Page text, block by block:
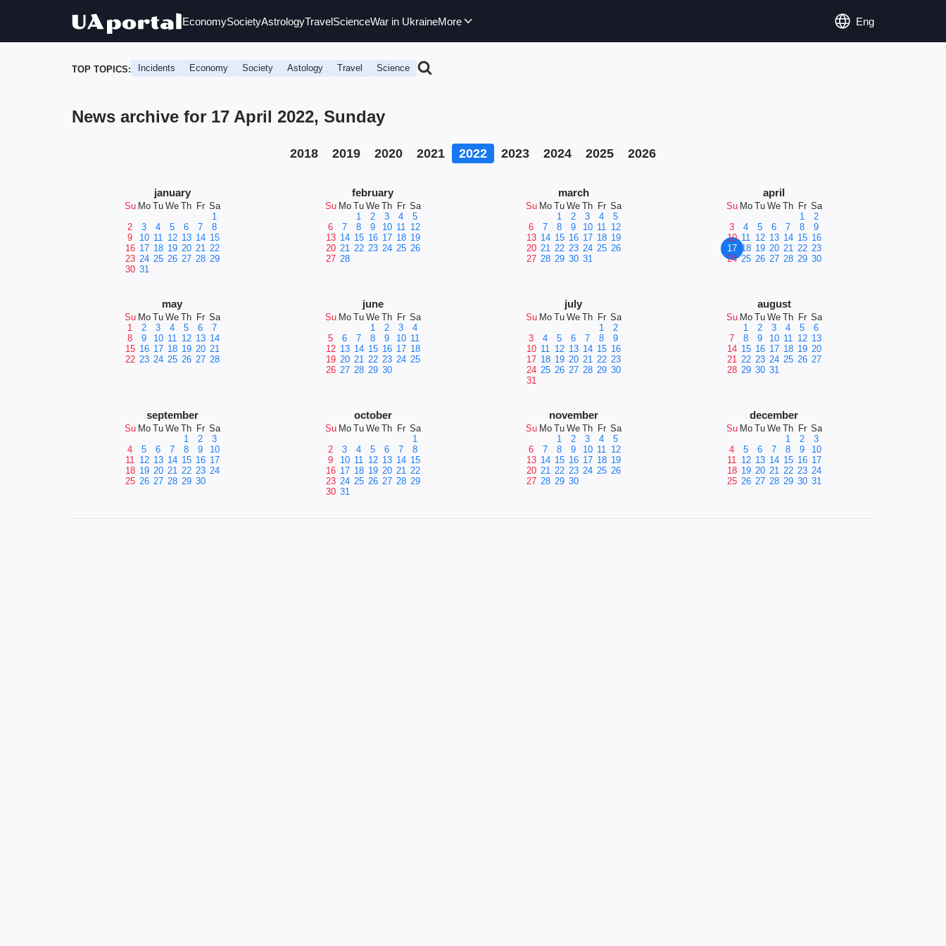
EconomySocietyAstrologyTravelScienceWar in UkraineMore Eng
TOP TOPICS: Incidents Economy Society Astology Travel Science
News archive for 17 April 2022, Sunday
2018 2019 2020 2021 2022 2023 2024 2025 2026
january
Su Mo Tu We Th Fr Sa
1
2
3 4 5 6 7
8
9
10 11 12 13 14 15
16 17 18 19 20 21 22
23 24 25 26 27 28 29
30 31
february
Su Mo Tu We Th Fr Sa
1
2 3 4
5
6
7 8 9 10 11 12
13 14 15 16 17 18 19
20 21 22 23 24 25 26
27 28
march
Su Mo Tu We Th Fr Sa
1
2 3 4
5
6
7 8 9 10 11 12
13 14 15 16 17 18 19
20 21 22 23 24 25 26
27 28 29 30 31
april
Su Mo Tu We Th Fr Sa
1
2
3
4 5 6 7 8
9
10 11 12 13 14 15 16
17 18 19 20 21 22 23
24 25 26 27 28 29 30
may
Su Mo Tu We Th Fr Sa
1
2 3 4 5 6
7
8
9 10 11 12 13 14
15 16 17 18 19 20 21
22 23 24 25 26 27 28
june
Su Mo Tu We Th Fr Sa
1
2 3
4
5
6 7 8 9 10 11
12 13 14 15 16 17 18
19 20 21 22 23 24 25
26 27 28 29 30
july
Su Mo Tu We Th Fr Sa
1
2
3
4 5 6 7 8
9
10 11 12 13 14 15 16
17 18 19 20 21 22 23
24 25 26 27 28 29 30
31
august
Su Mo Tu We Th Fr Sa
1
2 3 4 5
6
7
8 9 10 11 12 13
14 15 16 17 18 19 20
21 22 23 24 25 26 27
28 29 30 31
september
Su Mo Tu We Th Fr Sa
1
2
3
4
5 6 7 8 9
10
11 12 13 14 15 16 17
18 19 20 21 22 23 24
25 26 27 28 29 30
october
Su Mo Tu We Th Fr Sa
1
2
3 4 5 6 7
8
9
10 11 12 13 14 15
16 17 18 19 20 21 22
23 24 25 26 27 28 29
30 31
november
Su Mo Tu We Th Fr Sa
1
2 3 4
5
6
7 8 9 10 11 12
13 14 15 16 17 18 19
20 21 22 23 24 25 26
27 28 29 30
december
Su Mo Tu We Th Fr Sa
1
2
3
4
5 6 7 8 9
10
11 12 13 14 15 16 17
18 19 20 21 22 23 24
25 26 27 28 29 30 31